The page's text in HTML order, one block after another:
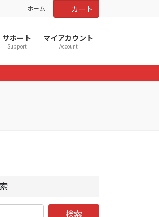
ホーム カート
サポート
Support
マイアカウント
Account